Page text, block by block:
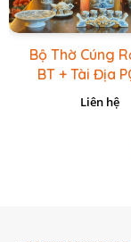
Bộ Thờ Cúng
BT + Tài Địa
Vàng Caro
Liên hệ